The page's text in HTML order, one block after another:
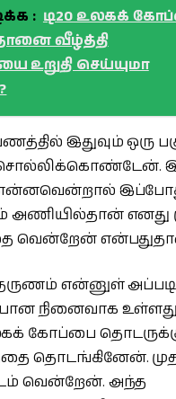
: டி20 உலகக்
வீழ்த்தி
உறுதி செய்யுமா
இதுவும் ஒரு
அணியில்தான் எனது
வென்றேன்
என்னுள்
நினைவாக
கோப்பை தொடருக்கு
தொடங்கினேன்.
வென்றேன். அந்த